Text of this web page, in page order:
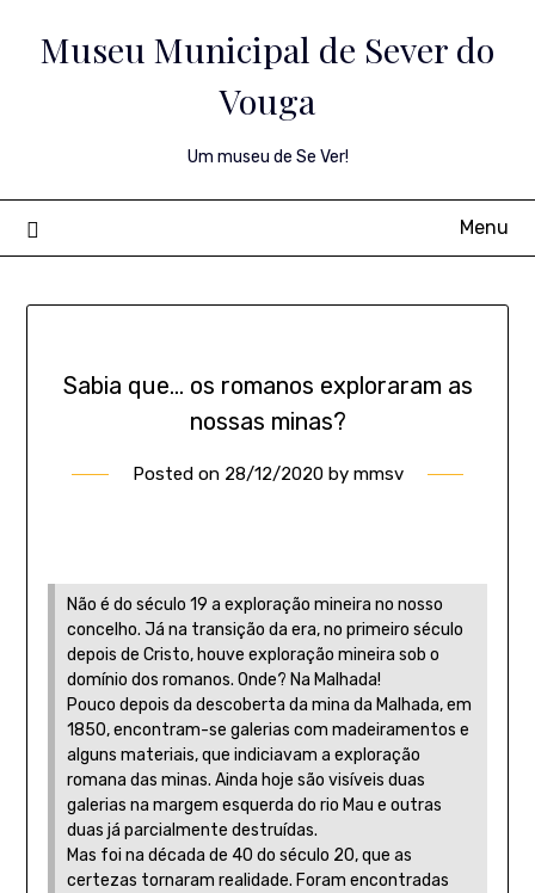
Museu Municipal de Sever do
Vouga
Um museu de Se Ver!
Menu
Sabia que… os romanos exploraram as
nossas minas?
Posted on 28/12/2020by mmsv
Não é do século 19 a exploração mineira no nosso
concelho. Já na transição da era, no primeiro século
depois de Cristo, houve exploração mineira sob o
domínio dos romanos. Onde? Na Malhada!
Pouco depois da descoberta da mina da Malhada, em
1850, encontram-se galerias com madeiramentos e
alguns materiais, que indiciavam a exploração
romana das minas. Ainda hoje são visíveis duas
galerias na margem esquerda do rio Mau e outras
duas já parcialmente destruídas.
Mas foi na década de 40 do século 20, que as
certezas tornaram realidade. Foram encontradas